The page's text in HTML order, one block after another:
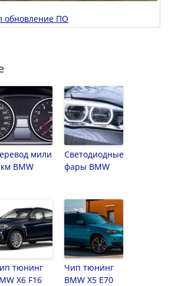
обновление ПО
мили
BMW
Светодиодные
фары BMW
тюнинг
X6 F16
Чип тюнинг
BMW X5 E70